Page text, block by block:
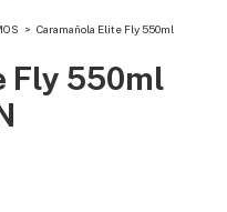
> Caramañola Elite Fly 550ml
Fly 550ml